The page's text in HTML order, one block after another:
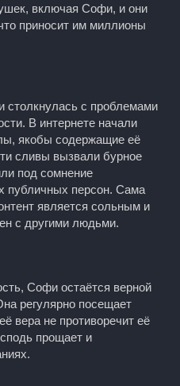
включая Софи, и они
приносит им миллионы
столкнулась с проблемами
В интернете начали
якобы содержащие её
сливы вызвали бурное
под сомнение
публичных персон. Сама
является сольным и
с другими людьми.
Софи остаётся верной
регулярно посещает
вера не противоречит её
прощает и